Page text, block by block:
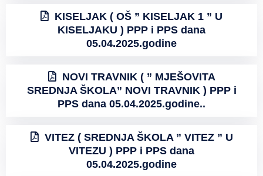
KISELJAK ( OŠ ” KISELJAK 1 ” U
KISELJAKU ) PPP i PPS dana
05.04.2025.godine
NOVI TRAVNIK ( ” MJEŠOVITA
SREDNJA ŠKOLA” NOVI TRAVNIK ) PPP i
PPS dana 05.04.2025.godine..
VITEZ ( SREDNJA ŠKOLA ” VITEZ ” U
VITEZU ) PPP i PPS dana
05.04.2025.godine